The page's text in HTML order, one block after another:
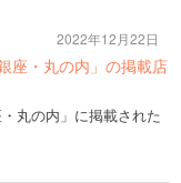
座・丸の内」の掲載店
丸の内」に掲載された
2022年12月22日